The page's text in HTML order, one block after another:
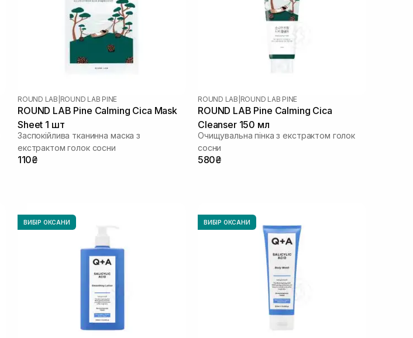
ROUND LAB ROUND LAB PINE
ROUND LAB Pine Calming Cica Mask
Sheet 1 шт
Заспокійлива тканинна маска з
екстрактом голок сосни
110₴
ROUND LAB ROUND LAB PINE
ROUND LAB Pine Calming Cica
Cleanser 150 мл
Очищувальна пінка з екстрактом голок
сосни
580₴
ВИБІР ОКСАНИ ВИБІР ОКСАНИ